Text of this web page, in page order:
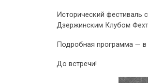
Исторический фестиваль
Дзержинским Клубом
Подробная программа —
До встречи!